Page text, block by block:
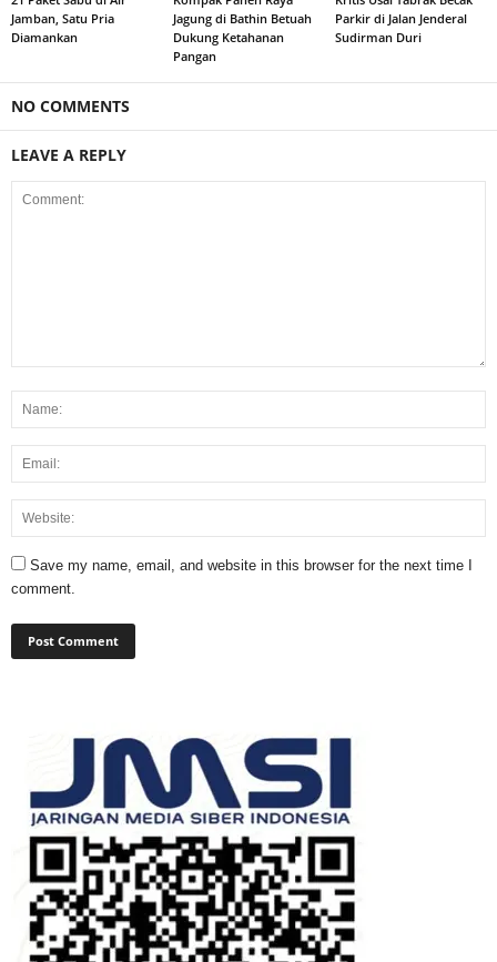
Jamban, Satu Pria
Diamankan
Jagung di Bathin Betuah
Dukung Ketahanan
Pangan
Parkir di Jalan Jenderal
Sudirman Duri
NO COMMENTS
LEAVE A REPLY
Save my name, email, and website in this browser for the next time I
comment.